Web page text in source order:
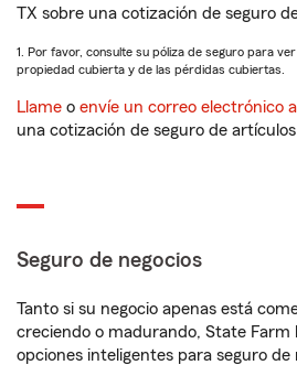
TX sobre una cotización de seguro
1. Por favor, consulte su póliza de seguro para
propiedad cubierta y de las pérdidas cubiertas.
Llame o envíe un correo electrónico
una cotización de seguro de
Seguro de negocios
Tanto si su negocio apenas está
creciendo o madurando, State Farm
opciones inteligentes para seguro de